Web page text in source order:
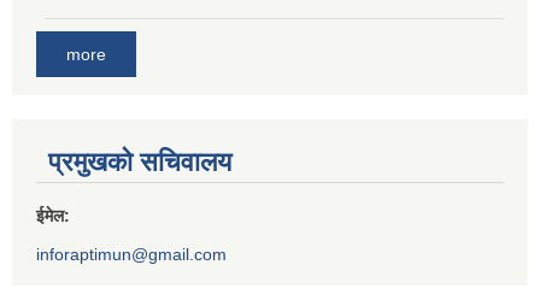
more
प्रमुखको सचिवालय
ईमेल:
inforaptimun@gmail.com